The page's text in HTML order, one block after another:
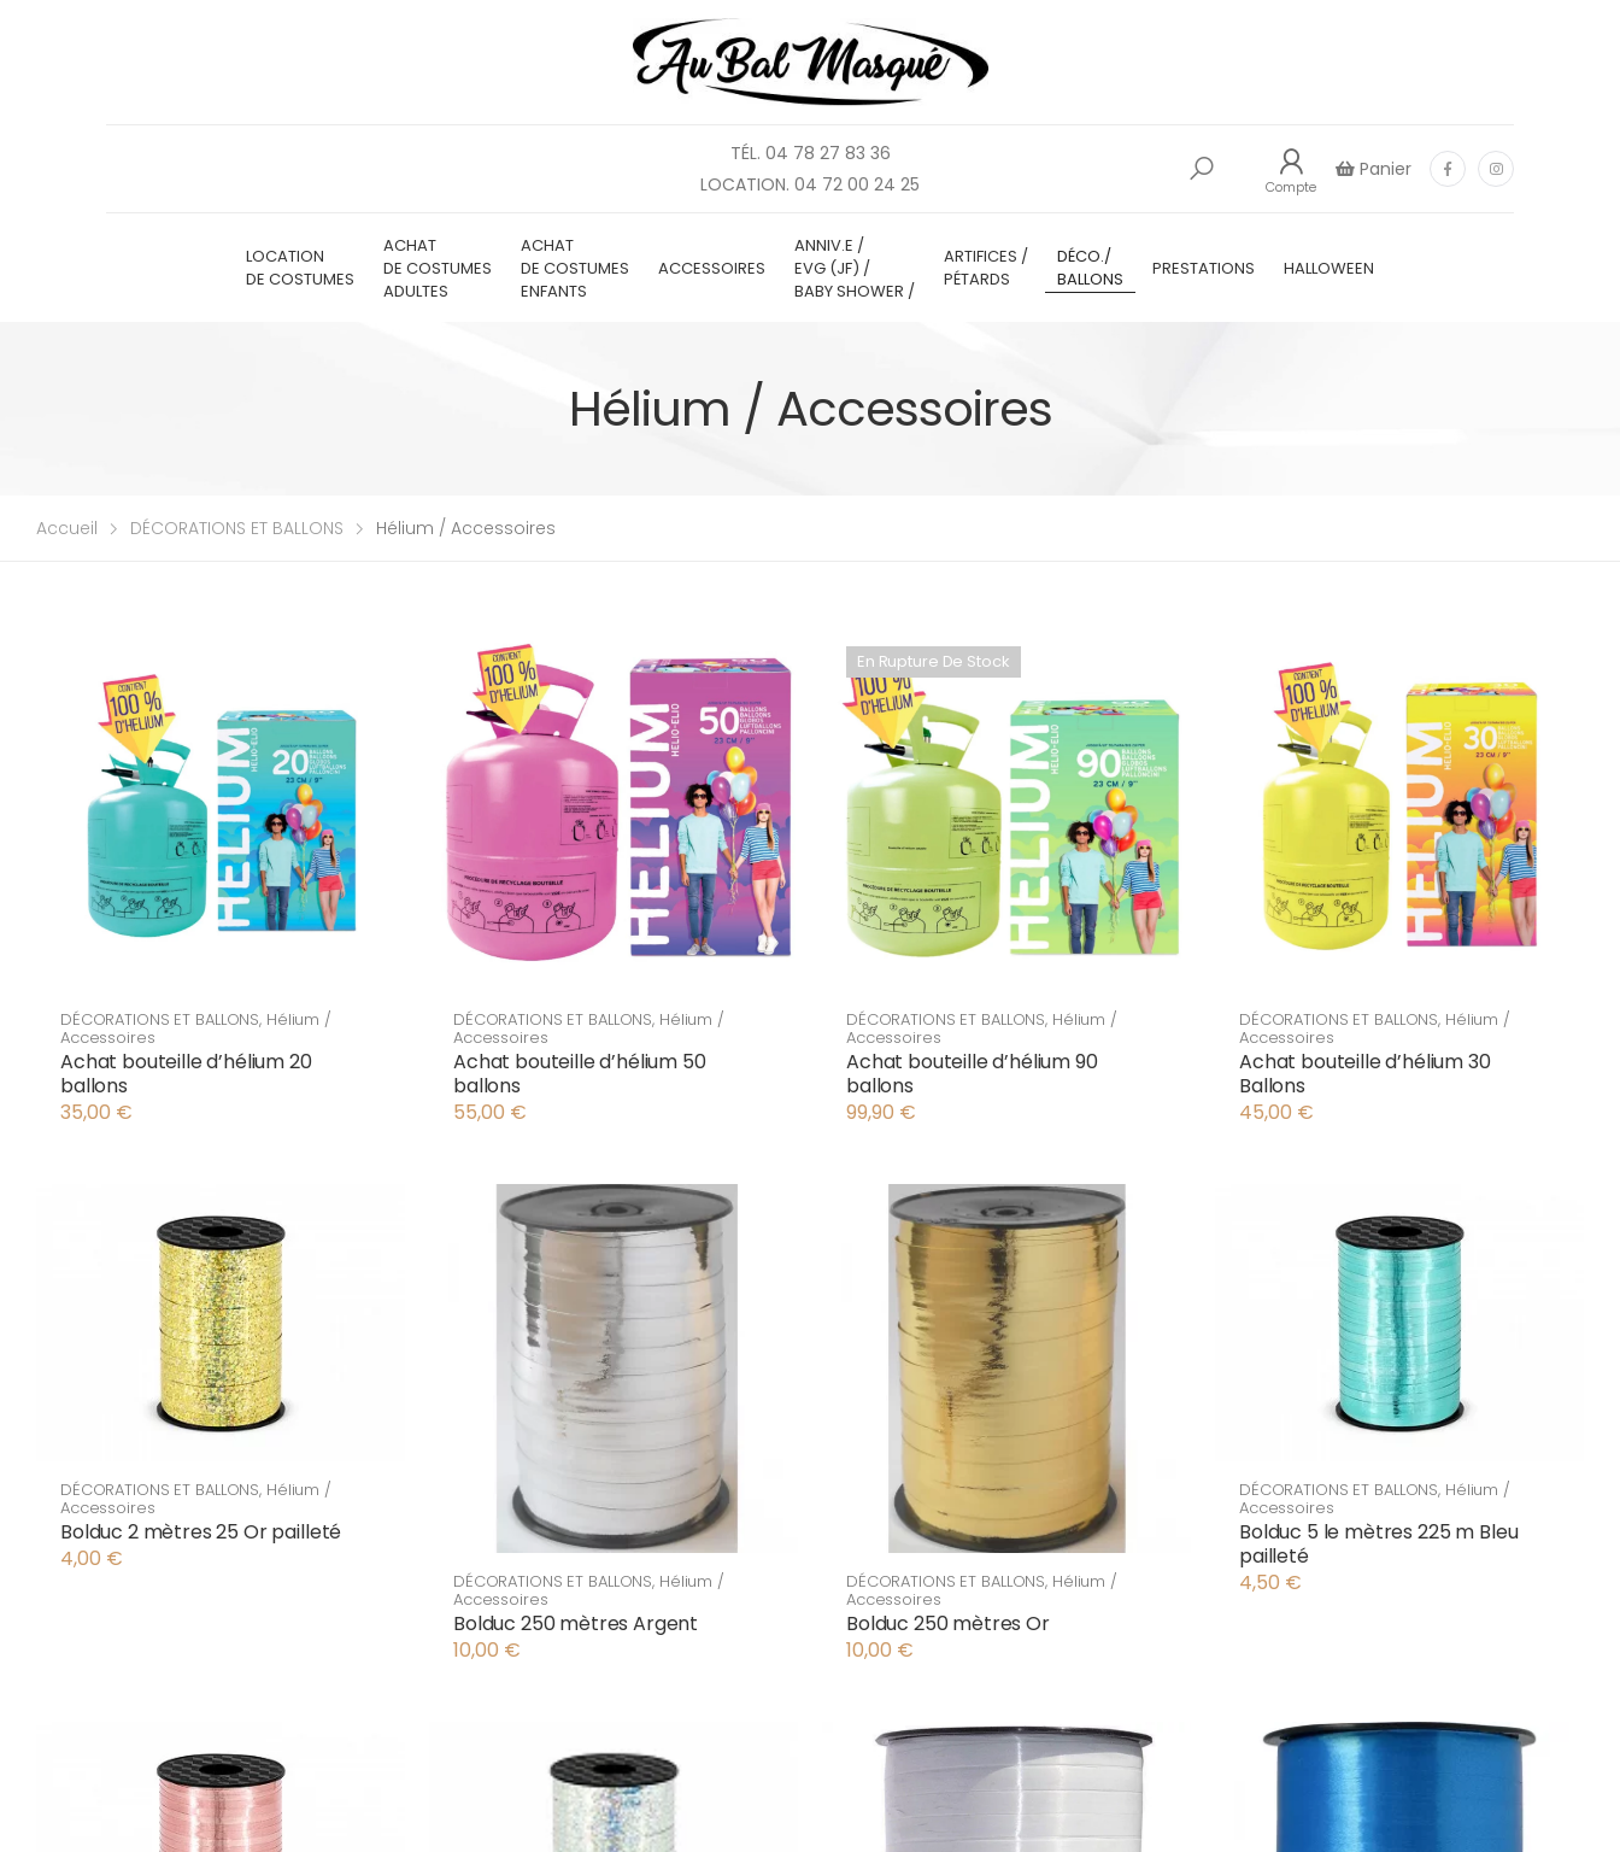
TÉL. 04 78 27 83 36
LOCATION. 04 72 00 24 25
Compte
Panier
LOCATION
DE COSTUMES
ACHAT
DE COSTUMES
ADULTES
ACHAT
DE COSTUMES
ENFANTS
ACCESSOIRES
ANNIV.E /
EVG (JF) /
BABY SHOWER /
ARTIFICES /
PÉTARDS
DÉCO./
BALLONS
PRESTATIONS HALLOWEEN
Hélium / Accessoires
Accueil DÉCORATIONS ET BALLONS Hélium / Accessoires
DÉCORATIONS ET BALLONS, Hélium /
Accessoires
Achat bouteille d’hélium 20
ballons
35,00 €
DÉCORATIONS ET BALLONS, Hélium /
Accessoires
Achat bouteille d’hélium 50
ballons
55,00 €
En Rupture De Stock
DÉCORATIONS ET BALLONS, Hélium /
Accessoires
Achat bouteille d’hélium 90
ballons
99,90 €
DÉCORATIONS ET BALLONS, Hélium /
Accessoires
Achat bouteille d’hélium 30
Ballons
45,00 €
DÉCORATIONS ET BALLONS, Hélium /
Accessoires
Bolduc 2 mètres 25 Or pailleté
4,00 €
DÉCORATIONS ET BALLONS, Hélium /
Accessoires
Bolduc 250 mètres Argent
10,00 €
DÉCORATIONS ET BALLONS, Hélium /
Accessoires
Bolduc 250 mètres Or
10,00 €
DÉCORATIONS ET BALLONS, Hélium /
Accessoires
Bolduc 5 le mètres 225 m Bleu
pailleté
4,50 €